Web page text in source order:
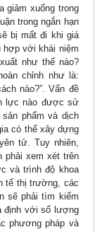
giảm xuống trong
trong ngắn hạn
bị mất đi khi giá
hợp với khái niệm
như thế nào?
chỉnh như là:
nào?”. Vấn đề
lực nào được sử
phẩm và dịch
có thể xây dựng
tử. Tuy nhiên,
phải xem xét trên
và trình độ khoa
tế thị trường, các
sẽ phải tìm kiếm
định với số lượng
phương pháp và